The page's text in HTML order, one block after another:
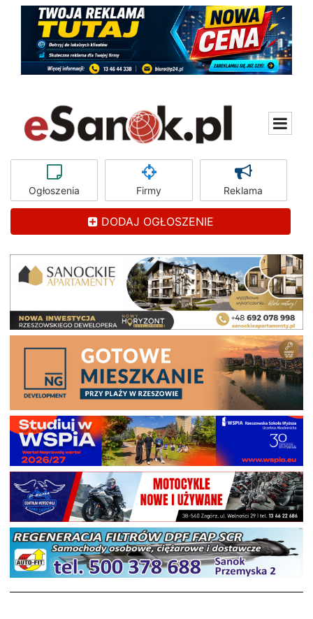
Ogłoszenia Firmy Reklama
DODAJ OGŁOSZENIE